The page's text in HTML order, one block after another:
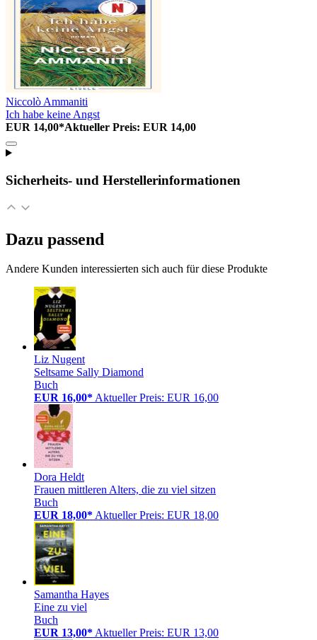
Niccolò Ammaniti
Ich habe keine Angst
EUR 14,00*Aktueller Preis: EUR 14,00
Sicherheits- und Herstellerinformationen
Dazu passend
Andere Kunden interessierten sich auch für diese Produkte
Liz Nugent
Seltsame Sally Diamond
Buch
EUR 16,00*Aktueller Preis: EUR 16,00
Dora Heldt
Frauen mittleren Alters, die zu viel sitzen
Buch
EUR 18,00*Aktueller Preis: EUR 18,00
Samantha Hayes
Eine zu viel
Buch
EUR 13,00*Aktueller Preis: EUR 13,00